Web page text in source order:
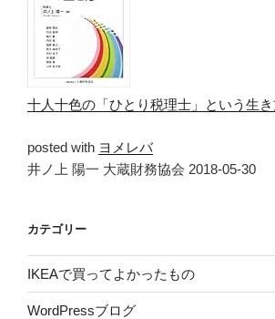
十人十色の「ひとり税理士」という生
posted with ヨメレバ
井ノ上 陽一 大蔵財務協会 2018-05-30
カテゴリー
IKEAで買ってよかったもの
WordPressブログ